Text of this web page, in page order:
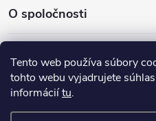
Tento web používa súbory
tohto webu vyjadrujete
informáciítu.
O spoločnosti